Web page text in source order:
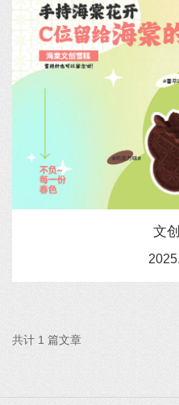
文
共计 1 篇文章